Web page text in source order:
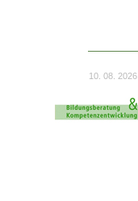
10. 08. 2026